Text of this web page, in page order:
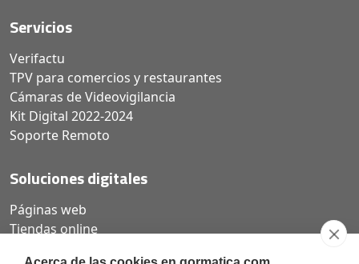
Servicios
Verifactu
TPV para comercios y restaurantes
Cámaras de Videovigilancia
Kit Digital 2022-2024
Soporte Remoto
Soluciones digitales
Páginas web
Tiendas online